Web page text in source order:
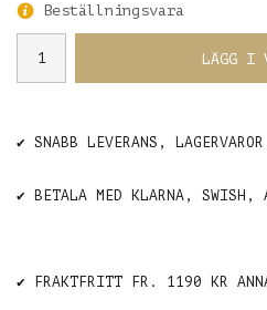
Beställningsvara
LÄGG I
✔️ SNABB LEVERANS,
✔️ BETALA MED KLARNA, SWISH,
✔️ FRAKTFRITT FR. 1190 KR